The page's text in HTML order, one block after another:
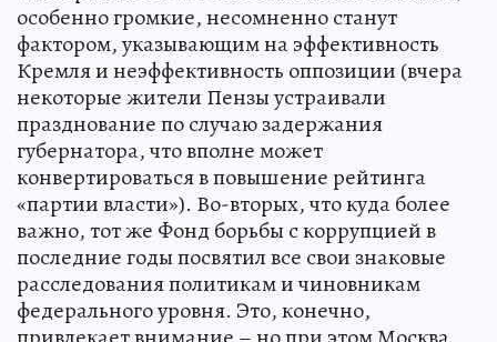
особенно громкие, несомненно станут
фактором, указывающим на эффективность
Кремля и неэффективность оппозиции (вчера
некоторые жители Пензы устраивали
празднование по случаю задержания
губернатора, что вполне может
конвертироваться в повышение рейтинга
«партии власти»). Во-вторых, что куда более
важно, тот же Фонд борьбы с коррупцией в
последние годы посвятил все свои знаковые
расследования политикам и чиновникам
федерального уровня. Это, конечно,